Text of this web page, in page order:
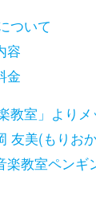
ついて
容
金
教室」より
友美(もりお
楽教室ペンギ